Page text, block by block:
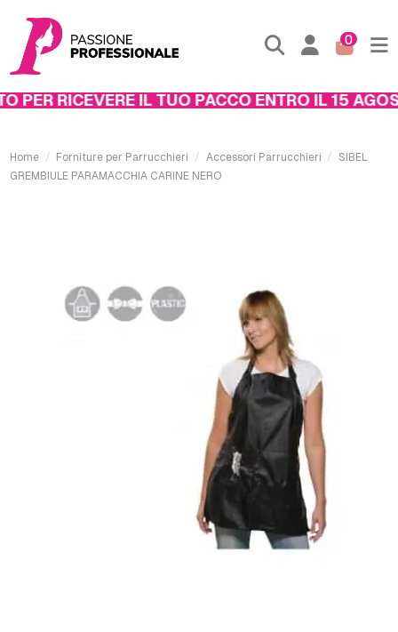
0
RICEVERE IL TUO PACCO ENTRO IL 15
Home Forniture per Parrucchieri Accessori Parrucchieri
SIBEL
GREMBIULE PARAMACCHIA CARINE NERO